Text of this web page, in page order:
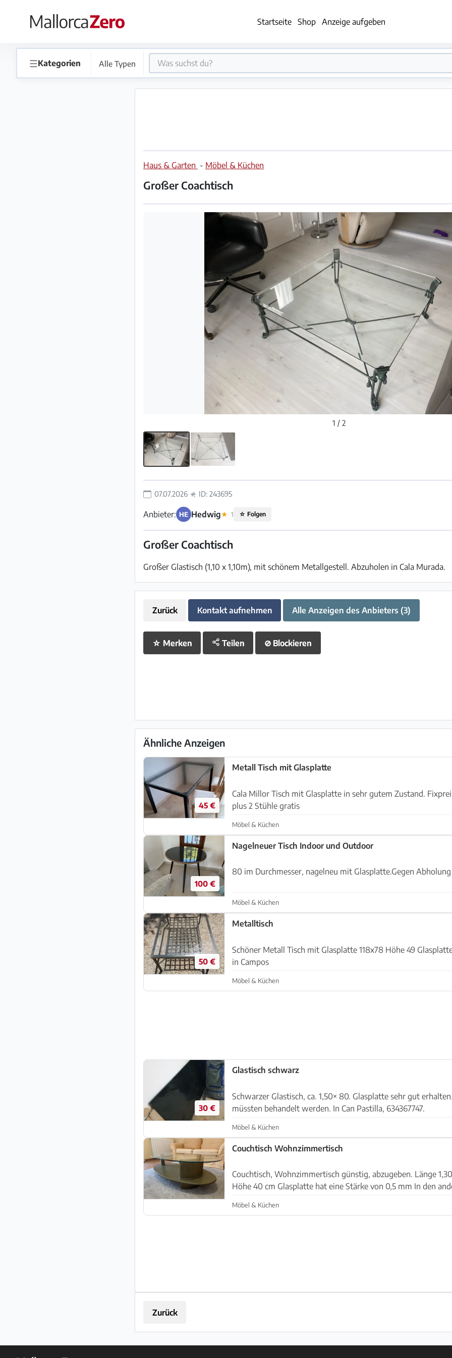
Startseite Shop Anzeige aufgeben
×
Anzeige
☰Kategorien Alle Typen
Haus & Garten - Möbel & Küchen
Großer Coachtisch
1 / 2
07.07.2026 ID: 243695
Anbieter: HE Hedwig★ 1 ☆ Folgen
Großer Coachtisch
Großer Glastisch (1,10 x 1,10m), mit schönem Metallgestell. Abzuholen in Cala Murada.
Zurück Kontakt aufnehmen Alle Anzeigen des Anbieters (3)
☆ Merken Teilen ⊘ Blockieren
Ähnliche Anzeigen
45 €
Metall Tisch mit Glasplatte
Cala Millor Tisch mit Glasplatte in sehr gutem Zustand. Fixpreis 140/75/90. 45 Euro
plus 2 Stühle gratis
Möbel & Küchen
100 €
Nagelneuer Tisch Indoor und Outdoor
80 im Durchmesser, nagelneu mit Glasplatte.Gegen
Möbel & Küchen
50 €
Metalltisch
Schöner Metall Tisch mit Glasplatte 118x78 Höhe 49
in Campos
Möbel & Küchen
30 €
Glastisch schwarz
Schwarzer Glastisch, ca. 1,50× 80. Glasplatte sehr gut
müssten behandelt werden. In Can Pastilla, 634367747.
Möbel & Küchen
Couchtisch Wohnzimmertisch
Couchtisch, Wohnzimmertisch günstig, abzugeben. Länge 1,30 m Breite 70 cm
Höhe 40 cm Glasplatte hat eine Stärke von 0,5 mm In den anderen Anzeigen haben
Möbel & Küchen
Zurück